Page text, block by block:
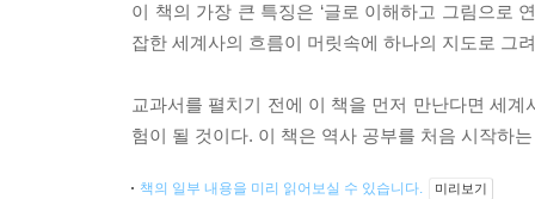
이 책의 가장 큰 특징은 ‘글로 이해하고 그림으로
잡한 세계사의 흐름이 머릿속에 하나의 지도로 그
교과서를 펼치기 전에 이 책을 먼저 만난다면 세
험이 될 것이다. 이 책은 역사 공부를 처음 시작하
책의 일부 내용을 미리 읽어보실 수 있습니다. 미리보기